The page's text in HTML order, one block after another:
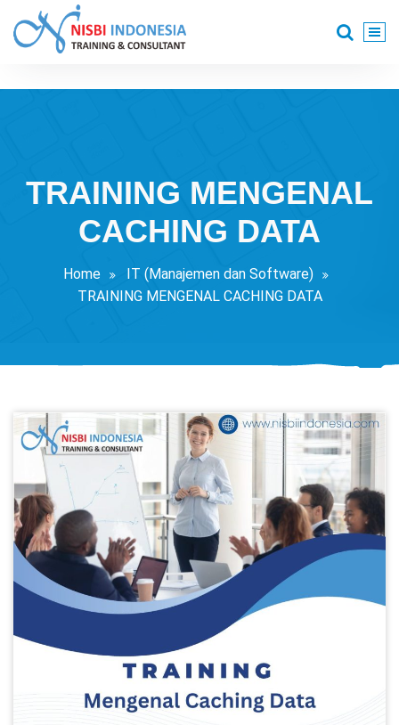
content
TRAINING MENGENAL
CACHING DATA
Home
IT (Manajemen dan Software)
TRAINING MENGENAL CACHING DATA